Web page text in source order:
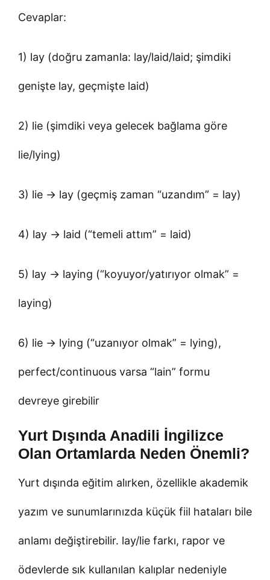
Cevaplar:
1) lay (doğru zamanla: lay/laid/laid; şimdiki
genişte lay, geçmişte laid)
2) lie (şimdiki veya gelecek bağlama göre
lie/lying)
3) lie → lay (geçmiş zaman “uzandım” = lay)
4) lay → laid (“temeli attım” = laid)
5) lay → laying (“koyuyor/yatırıyor olmak” =
laying)
6) lie → lying (“uzanıyor olmak” = lying),
perfect/continuous varsa “lain” formu
devreye girebilir
Yurt Dışında Anadili İngilizce
Olan Ortamlarda Neden Önemli?
Yurt dışında eğitim alırken, özellikle akademik
yazım ve sunumlarınızda küçük fiil hataları bile
anlamı değiştirebilir. lay/lie farkı, rapor ve
ödevlerde sık kullanılan kalıplar nedeniyle